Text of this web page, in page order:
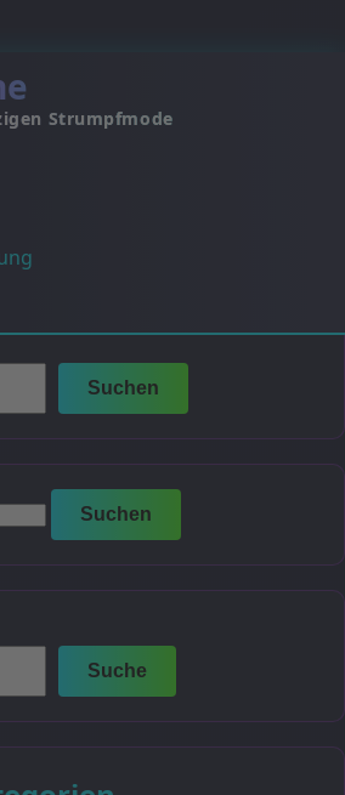
Strumpfmode
Beige)
Suchen
Suchen
Suche